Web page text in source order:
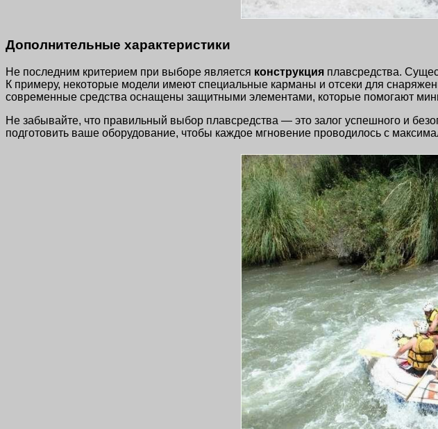
Дополнительные характеристики
Не последним критерием при выборе является конструкция плавсредства.
К примеру, некоторые модели имеют специальные карманы и отсеки для
современные средства оснащены защитными элементами, которые помогают
Не забывайте, что правильный выбор плавсредства — это залог успешного и
подготовить ваше оборудование, чтобы каждое мгновение проводилось с